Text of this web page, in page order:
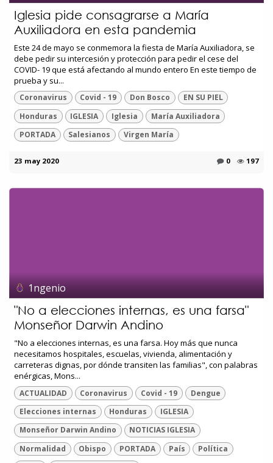
Iglesia pide consagrarse a María
Auxiliadora en esta pandemia
Este 24 de mayo se conmemora la fiesta de María Auxiliadora, se
debe pedir su intercesión y protección para pedir el cese del
COVID- 19 que está afectando al mundo entero En este tiempo de
prueba y su...
Coronavirus Covid - 19 Don Bosco
EN SU PIEL
Honduras
IGLESIA Iglesia
María Auxiliadora
PORTADA
Salesianos Virgen María
23 may 2020 0 197
1ngenio
"No a elecciones internas, es una farsa"
Monseñor Darwin Andino
"No a elecciones internas, es una farsa. Hoy más que nunca
necesitamos hospitales, escuelas, vivienda, alimentación y
carreteras dignas, por dónde transiten las familias", con palabras
enérgicas, Mons...
ACTUALIDAD Coronavirus Covid - 19
Dengue
Elecciones internas
Honduras
IGLESIA
Monseñor Darwin Andino
NOTICIAS IGLESIA
Normalidad
Obispo PORTADA País
Política